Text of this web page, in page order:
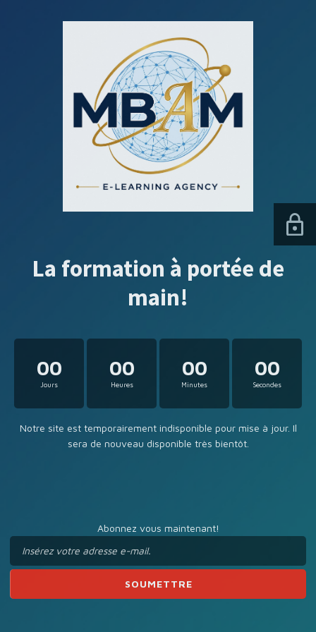
La formation à portée de
main!
00
Jours
00
Heures
00
Minutes
00
Secondes
Notre site est temporairement indisponible pour mise à jour. Il
sera de nouveau disponible très bientôt.
Abonnez vous maintenant!